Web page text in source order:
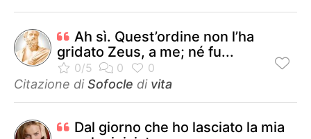
Ah sì. Quest’ordine non l’ha
gridato Zeus, a me; né fu...
Citazione diSofocle di vita
Dal giorno che ho lasciato la mia